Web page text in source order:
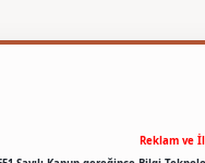
Reklam ve